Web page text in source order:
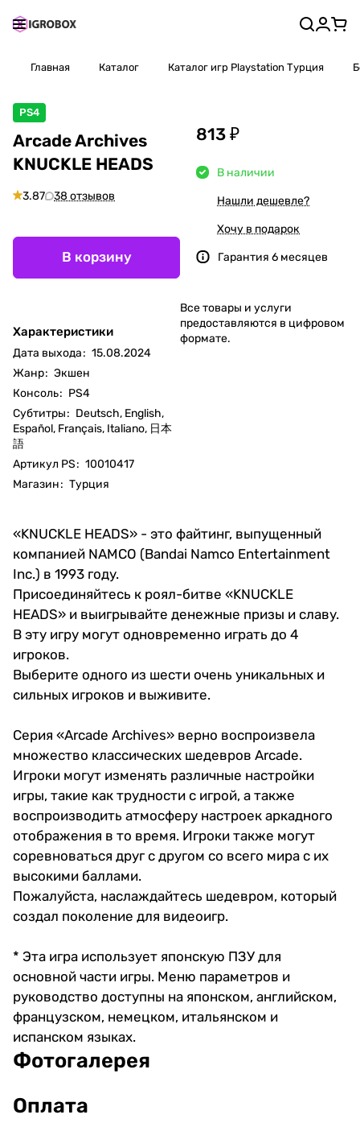
Главная Каталог Каталог игр Playstation Турция
PS4
Arcade Archives
KNUCKLE HEADS
3.87 38 отзывов
В корзину
Характеристики
Дата выхода: 15.08.2024
Жанр: Экшен
Консоль: PS4
Субтитры: Deutsch, English,
Español, Français, Italiano, 日本
語
Артикул PS: 10010417
Магазин: Турция
813 ₽
В наличии
Нашли дешевле?
Хочу в подарок
Гарантия 6 месяцев
Все товары и услуги
предоставляются в цифровом
формате.
«KNUCKLE HEADS» - это файтинг, выпущенный
компанией NAMCO (Bandai Namco Entertainment
Inc.) в 1993 году.
Присоединяйтесь к роял-битве «KNUCKLE
HEADS» и выигрывайте денежные призы и славу.
В эту игру могут одновременно играть до 4
игроков.
Выберите одного из шести очень уникальных и
сильных игроков и выживите.
Серия «Arcade Archives» верно воспроизвела
множество классических шедевров Arcade.
Игроки могут изменять различные настройки
игры, такие как трудности с игрой, а также
воспроизводить атмосферу настроек аркадного
отображения в то время. Игроки также могут
соревноваться друг с другом со всего мира с их
высокими баллами.
Пожалуйста, наслаждайтесь шедевром, который
создал поколение для видеоигр.
* Эта игра использует японскую ПЗУ для
основной части игры. Меню параметров и
руководство доступны на японском, английском,
французском, немецком, итальянском и
испанском языках.
Фотогалерея
Оплата